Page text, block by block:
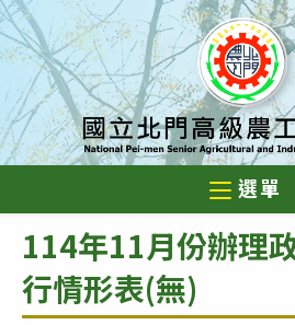
跳
轉
主
要
內
選單
114年11月份辦理
行情形表(無)